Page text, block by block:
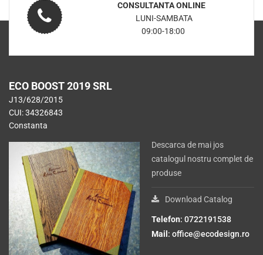
CONSULTANTA ONLINE
LUNI-SAMBATA
09:00-18:00
ECO BOOST 2019 SRL
J13/628/2015
CUI: 34326843
Constanta
Descarca de mai jos
catalogul nostru complet de
produse
Download Catalog
Telefon: 0722191538
Mail : office@ecodesign.ro